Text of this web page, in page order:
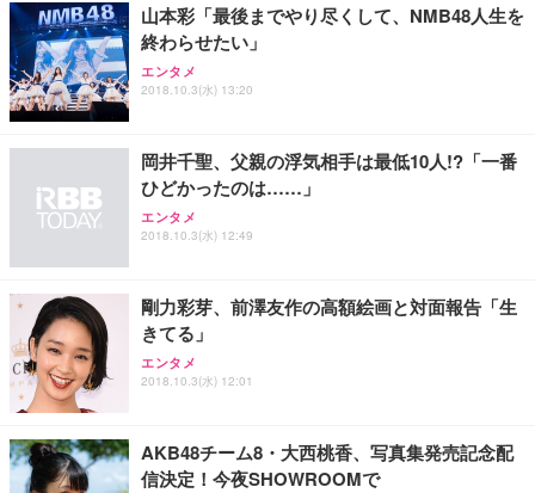
山本彩「最後までやり尽くして、NMB48人生を
終わらせたい」
エンタメ
2018.10.3(水) 13:20
岡井千聖、父親の浮気相手は最低10人!?「一番
ひどかったのは……」
エンタメ
2018.10.3(水) 12:49
剛力彩芽、前澤友作の高額絵画と対面報告「生
きてる」
エンタメ
2018.10.3(水) 12:01
AKB48チーム8・大西桃香、写真集発売記念配
信決定！今夜SHOWROOMで